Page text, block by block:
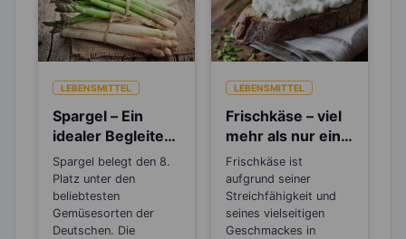
LEBENSMITTEL
Spargel – Ein
idealer Begleiter
beim Abnehmen
und Detoxen
Spargel belegt den 8.
Platz unter den
beliebtesten
Gemüsesorten der
Deutschen. Die
LEBENSMITTEL
Frischkäse – viel
mehr als nur ein
Brotaufstrich
Frischkäse ist
aufgrund seiner
Streichfähigkeit und
seines vielseitigen
Geschmackes in